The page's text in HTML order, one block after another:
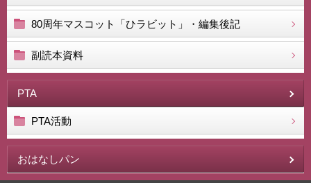
80周年マスコット「ひラビット」・編集後記
副読本資料
PTA
PTA活動
おはなしパン